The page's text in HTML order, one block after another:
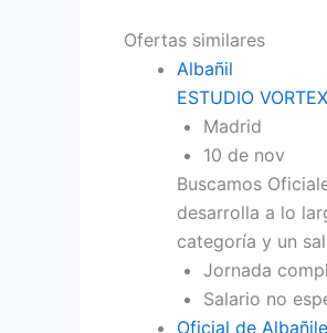
Ofertas similares
Albañil
ESTUDIO
Madrid
10 de nov
Buscamos
desarrolla a lo
categoría y un
Jornada
Salario no
Oficial de